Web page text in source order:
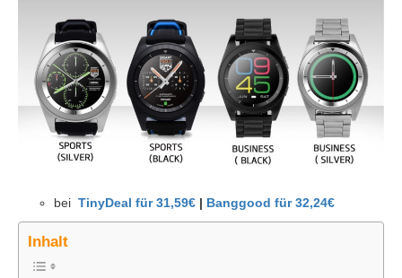
bei TinyDeal für 31,59€ | Banggood für 32,24€
Inhalt